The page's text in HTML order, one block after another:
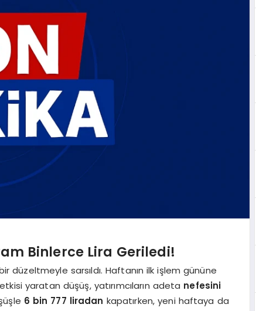
Binlerce Lira Geriledi!
düzeltmeyle sarsıldı. Haftanın ilk işlem gününe
yaratan düşüş, yatırımcıların adeta nefesini
6 bin 777 liradan kapatırken, yeni haftaya da